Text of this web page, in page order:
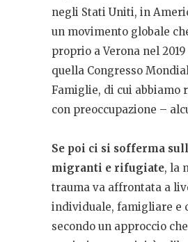
negli Stati Uniti, in
un movimento globale
proprio a Verona nel
quella Congresso
Famiglie, di cui abbiamo
con preoccupazione –
Se poi ci si sofferma
migranti e rifugiate, la
trauma va affrontata a
individuale, famigliare e
secondo un approccio